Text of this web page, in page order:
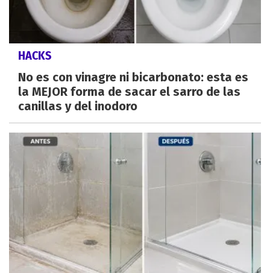
HACKS
No es con vinagre ni bicarbonato: esta es
la MEJOR forma de sacar el sarro de las
canillas y del inodoro